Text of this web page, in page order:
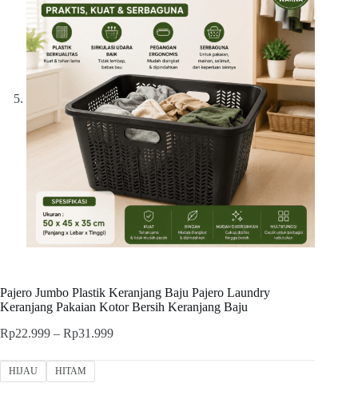
Pajero Jumbo Plastik Keranjang Baju Pajero Laundry
Keranjang Pakaian Kotor Bersih Keranjang Baju
Rp22.999 – Rp31.999Price
HIJAU HITAM